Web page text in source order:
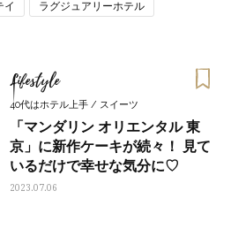
イ ラグジュアリーホテル
Lifestyle
40代はホテル上手 / スイーツ
「マンダリン オリエンタル 東
京」に新作ケーキが続々！ 見て
いるだけで幸せな気分に♡
2023.07.06